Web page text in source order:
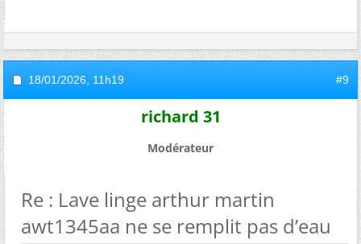
18/01/2026, 11h19 #9
richard 31
Modérateur
Re : Lave linge arthur martin
awt1345aa ne se remplit pas d’eau